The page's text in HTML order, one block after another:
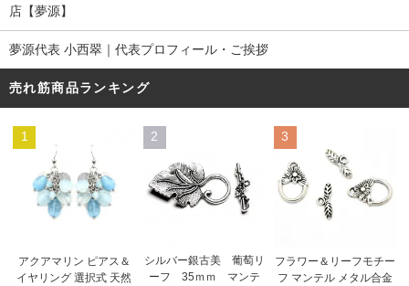
店【夢源】
夢源代表 小西翠｜代表プロフィール・ご挨拶
売れ筋商品ランキング
1
アクアマリン ピアス＆
イヤリング 選択式 天然
2
シルバー銀古美 葡萄リ
ーフ 35ｍｍ マンテ
3
フラワー＆リーフモチー
フ マンテル メタル合金